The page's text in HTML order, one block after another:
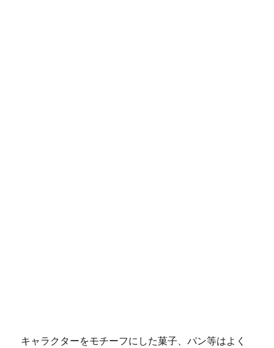
キャラクターをモチーフにした菓子、パン等はよく